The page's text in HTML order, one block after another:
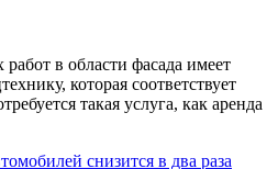
в области фасада имеет
которая соответствует
такая услуга, как аренда